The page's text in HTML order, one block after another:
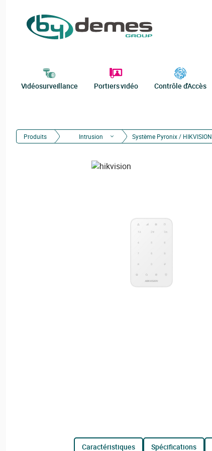
Vidéosurveillance Portiers vidéo Contrôle d'Accès
Produits Intrusion Système Pyronix / HIKVISION
caractéristiques spécifications